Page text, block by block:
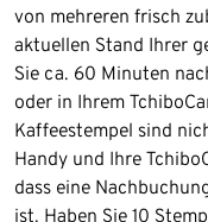
von mehreren frisch
aktuellen Stand Ihrer
Sie ca. 60 Minuten
oder in Ihrem
Kaffeestempel sind
Handy und Ihre
dass eine
ist. Haben Sie 10